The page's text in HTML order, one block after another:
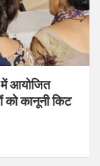
आयोजित
को कानूनी किट